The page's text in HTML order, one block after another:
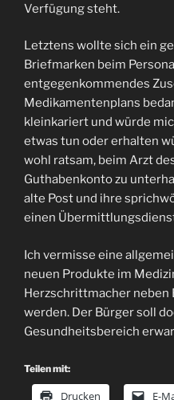
Verfügung steht.
Letztens wollte sich ein
Briefmarken beim
entgegenkommendes
Medikamentenplans
kleinkariert und würde
etwas tun oder erhalten
wohl ratsam, beim Arzt
Guthabenkonto zu
alte Post und ihre
einen
Ich vermisse eine
neuen Produkte im
Herzschrittmacher
werden. Der Bürger soll
Gesundheitsbereich
Teilen mit:
Drucken E-